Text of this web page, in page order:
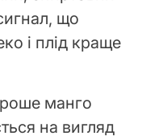
що
і плід краще
манго
на вигляд